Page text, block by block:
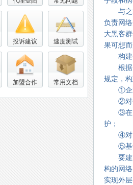
投诉建议 速度测试
加盟合作 常用文档
与之相
负责网
大黑客
果可想
构建企
根据当
规定，
①企业
②对信
③在网
护；
④对网
⑤基于
要建立
构的网
实现外